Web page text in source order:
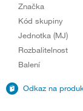
Značka
Kód skupiny
Jednotka (MJ)
Rozbalitelnost
Balení
Odkaz na